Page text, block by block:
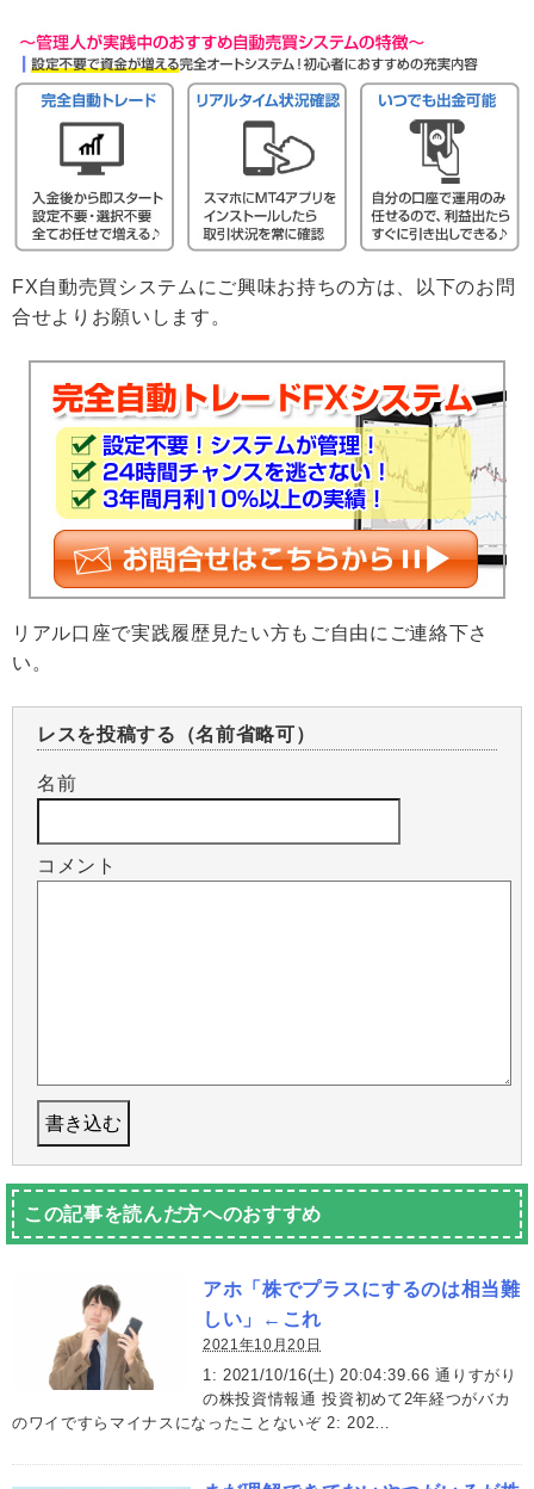
FX自動売買システムにご興味お持ちの方は、以下のお問
合せよりお願いします。
リアル口座で実践履歴見たい方もご自由にご連絡下さ
い。
レスを投稿する（名前省略可）
名前
コメント
この記事を読んだ方へのおすすめ
アホ「株でプラスにするのは相当難
しい」←これ
2021年10月20日
1: 2021/10/16(土) 20:04:39.66 通りすがり
の株投資情報通 投資初めて2年経つがバカ
のワイですらマイナスになったことないぞ 2: 202…